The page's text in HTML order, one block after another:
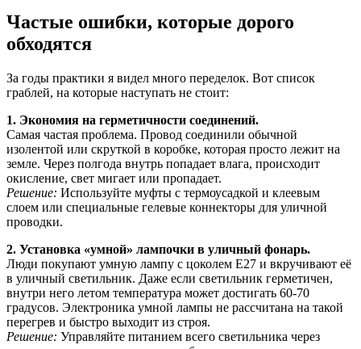
Частые ошибки, которые дорого
обходятся
За годы практики я видел много переделок. Вот список
граблей, на которые наступать не стоит:
1. Экономия на герметичности соединений.
Самая частая проблема. Провод соединили обычной
изолентой или скруткой в коробке, которая просто лежит на
земле. Через полгода внутрь попадает влага, происходит
окисление, свет мигает или пропадает.
Решение: Используйте муфты с термоусадкой и клеевым
слоем или специальные гелевые коннекторы для уличной
проводки.
2. Установка «умной» лампочки в уличный фонарь.
Люди покупают умную лампу с цоколем E27 и вкручивают её
в уличный светильник. Даже если светильник герметичен,
внутри него летом температура может достигать 60-70
градусов. Электроника умной лампы не рассчитана на такой
перегрев и быстро выходит из строя.
Решение: Управляйте питанием всего светильника через